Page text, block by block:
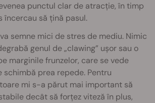
punctul clar de atracție, în timp
încercau să țină pasul.
semne mici de stres de mediu. Nimic
genul de „clawing” ușor sau o
marginile frunzelor, care se vede
schimbă prea repede. Pentru
mi s-a părut mai important să
decât să forțez viteză în plus,